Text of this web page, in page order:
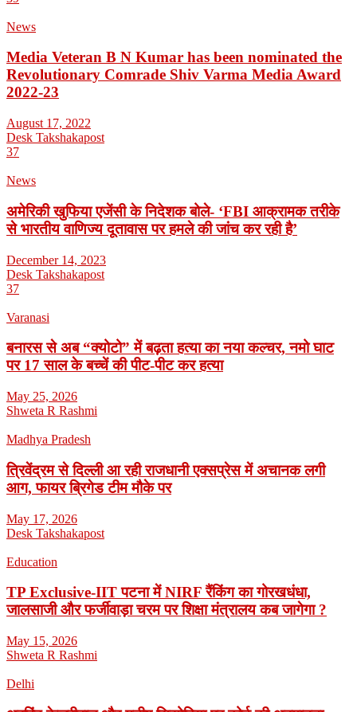
News
Media Veteran B N Kumar has been nominated the
Revolutionary Comrade Shiv Varma Media Award
2022-23
August 17, 2022
Desk Takshakapost
37
News
अमेरिकी खुफिया एजेंसी के निदेशक बोले- ‘FBI आक्रामक तरीके
से भारतीय वाणिज्य दूतावास पर हमले की जांच कर रही है’
December 14, 2023
Desk Takshakapost
37
Varanasi
बनारस से अब “क्योटो” में बढ़ता हत्या का नया कल्चर, नमो घाट
पर 17 साल के बच्चें की पीट-पीट कर हत्या
May 25, 2026
Shweta R Rashmi
Madhya Pradesh
त्रिवेंद्रम से दिल्ली आ रही राजधानी एक्सप्रेस में अचानक लगी
आग, फायर ब्रिगेड टीम मौके पर
May 17, 2026
Desk Takshakapost
Education
TP Exclusive-IIT पटना में NIRF रैंकिंग का गोरखधंधा,
जालसाजी और फर्जीवाड़ा चरम पर शिक्षा मंत्रालय कब जागेगा ?
May 15, 2026
Shweta R Rashmi
Delhi